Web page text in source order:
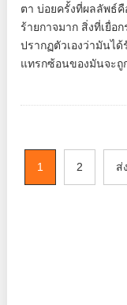
ตา บ่อยครั้งที่ผลลัพธ์คื
ร้ายกาจมาก สิ่งที่เยื่อ
ปรากฏตัวเองว่ามันไ
แทรกซ้อนของมันจะถู
1 2 ส่